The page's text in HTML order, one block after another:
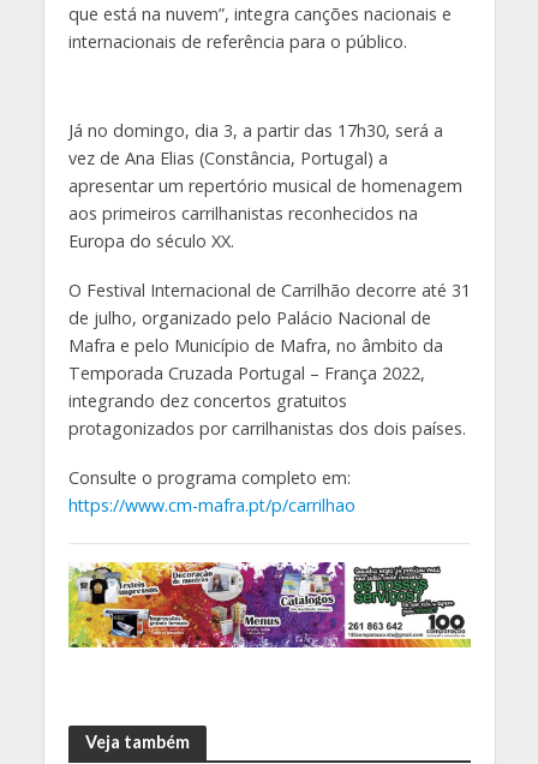
que está na nuvem”, integra canções nacionais e
internacionais de referência para o público.
Já no domingo, dia 3, a partir das 17h30, será a
vez de Ana Elias (Constância, Portugal) a
apresentar um repertório musical de homenagem
aos primeiros carrilhanistas reconhecidos na
Europa do século XX.
O Festival Internacional de Carrilhão decorre até 31
de julho, organizado pelo Palácio Nacional de
Mafra e pelo Município de Mafra, no âmbito da
Temporada Cruzada Portugal – França 2022,
integrando dez concertos gratuitos
protagonizados por carrilhanistas dos dois países.
Consulte o programa completo em:
https://www.cm-mafra.pt/p/carrilhao
Veja também